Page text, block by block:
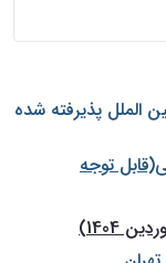
الملل پذيرفته شده
توجه